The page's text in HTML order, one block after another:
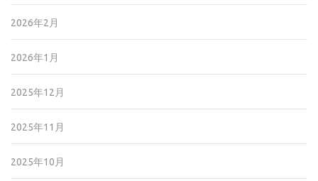
2026年2月
2026年1月
2025年12月
2025年11月
2025年10月